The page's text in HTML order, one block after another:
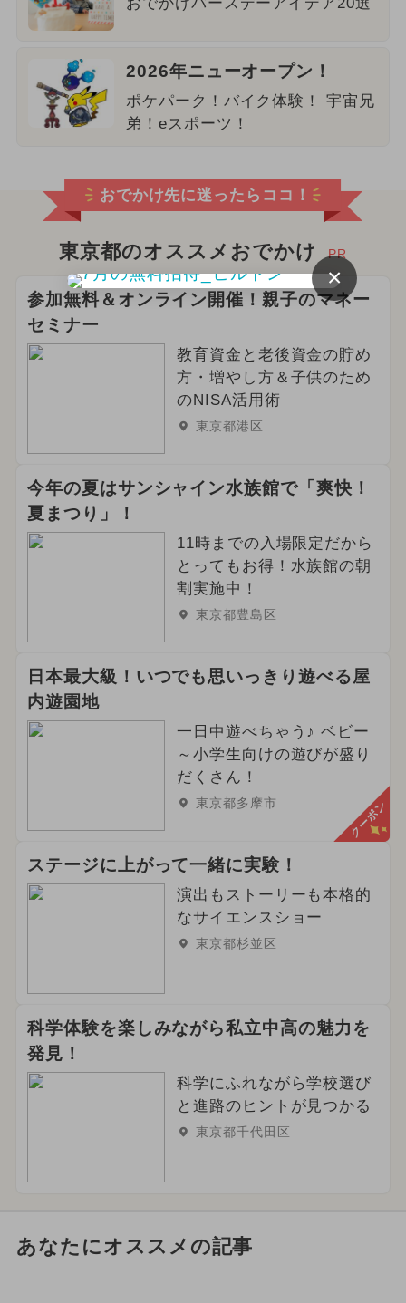
2026年ニューオープン！
ポケパーク！バイク体験！ 宇宙兄
弟！eスポーツ！
おでかけ先に迷ったらココ！
東京都のオススメおでかけ PR
参加無料＆オンライン開催！親子のマネー
セミナー
教育資金と老後資金の貯め
方・増やし方＆子供のため
のNISA活用術
東京都港区
今年の夏はサンシャイン水族館で「爽快！
夏まつり」！
11時までの入場限定だから
とってもお得！水族館の朝
割実施中！
東京都豊島区
日本最大級！いつでも思いっきり遊べる屋
内遊園地
一日中遊べちゃう♪ ベビー
～小学生向けの遊びが盛り
だくさん！
東京都多摩市 クーポン
ステージに上がって一緒に実験！
演出もストーリーも本格的
なサイエンスショー
東京都杉並区
科学体験を楽しみながら私立中高の魅力を
発見！
科学にふれながら学校選び
と進路のヒントが見つかる
東京都千代田区
あなたにオススメの記事
×